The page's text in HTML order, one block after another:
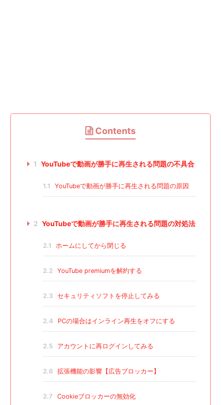
Contents
1 YouTubeで動画が勝手に再生される問題の不具合
1.1 YouTubeで動画が勝手に再生される問題の原因
2 YouTubeで動画が勝手に再生される問題の対処法
2.1 ホームにしてから閉じる
2.2 YouTube premiumを解約する
2.3 セキュリティソフトを停止してみる
2.4 PCの場合はインライン再生をオフにする
2.5 アカウントに再ログインしてみる
2.6 拡張機能の影響【広告ブロッカー】
2.7 Cookieブロッカーの無効化